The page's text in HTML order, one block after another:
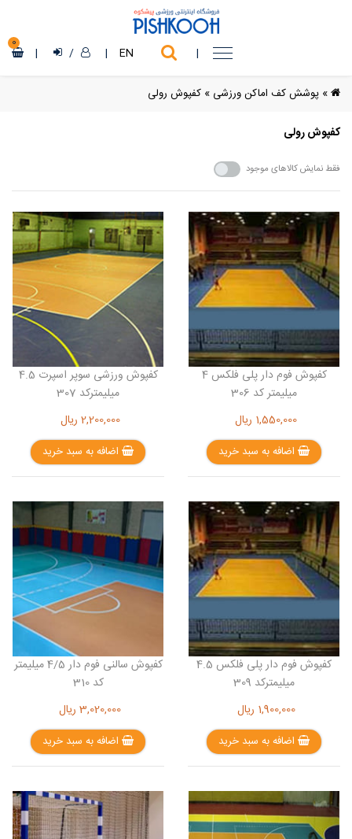
|
EN
|
/
|
0
» پوشش کف اماکن ورزشی » کفپوش رولی
کفپوش رولی
فقط نمایش کالاهای موجود
کفپوش فوم دار پلی فلکس 4
میلیمتر کد 306
1,550,000 ریال
اضافه به سبد خرید
کفپوش ورزشی سوپر اسپرت 4.5
میلیمترکد 307
2,200,000 ریال
اضافه به سبد خرید
کفپوش فوم دار پلی فلکس 4.5
میلیمترکد 309
1,900,000 ریال
اضافه به سبد خرید
کفپوش سالنی فوم دار 4/5 میلیمتر
کد 310
3,020,000 ریال
اضافه به سبد خرید